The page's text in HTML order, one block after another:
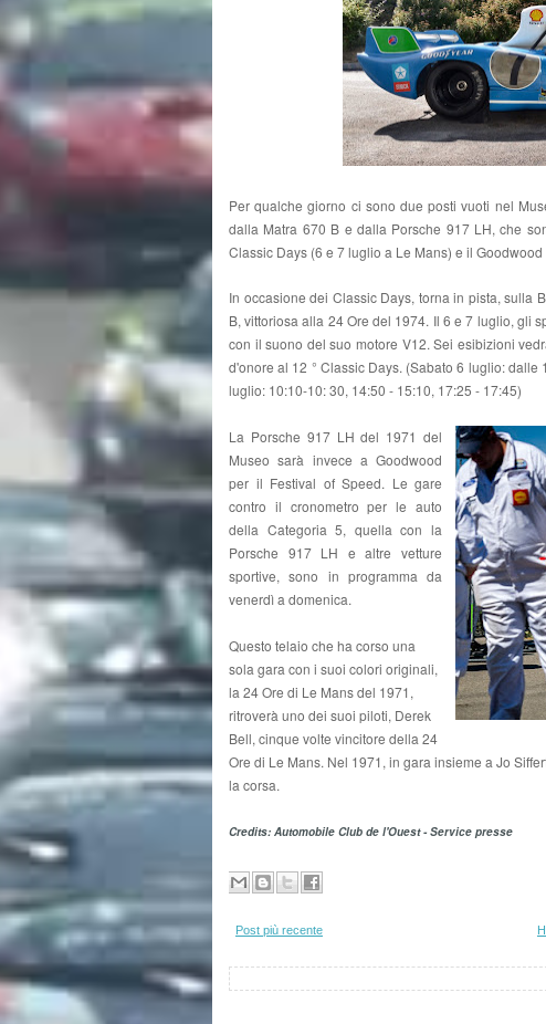
Per qualche giorno ci sono due posti vuoti nel
dalla Matra 670 B e dalla Porsche 917 LH, che
Classic Days (6 e 7 luglio a Le Mans) e il
In occasione dei Classic Days, torna in pista, sulla
B, vittoriosa alla 24 Ore del 1974. Il 6 e 7 luglio, gli
con il suono del suo motore V12. Sei esibizioni
d'onore al 12 ° Classic Days. (Sabato 6 luglio:
luglio: 10:10-10: 30, 14:50 - 15:10, 17:25 - 17:45)
La Porsche 917 LH del 1971 del
Museo sarà invece a Goodwood
per il Festival of Speed. Le gare
contro il cronometro per le auto
della Categoria 5, quella con la
Porsche 917 LH e altre vetture
sportive, sono in programma da
venerdì a domenica.
Questo telaio che ha corso una
sola gara con i suoi colori originali,
la 24 Ore di Le Mans del 1971,
ritroverà uno dei suoi piloti, Derek
Bell, cinque volte vincitore della 24
Ore di Le Mans. Nel 1971, in gara insieme a Jo
la corsa.
Credits: Automobile Club de l'Ouest - Service presse
Post più recente